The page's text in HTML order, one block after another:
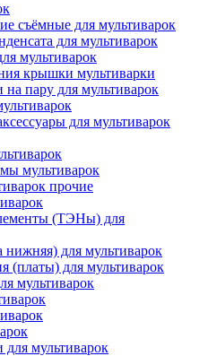
съёмные для мультиварок
для мультиварок
мультиварок
крышки мультиварки
пару для мультиварок
для мультиварок
мультиварок
прочие
(ТЭНы) для
нижняя) для мультиварок
(платы) для мультиварок
мультиварок
мультиварок